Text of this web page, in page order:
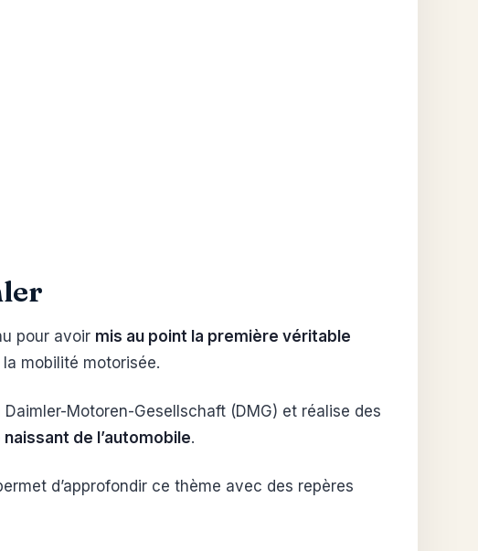
pour avoir mis au point la première véritable
mobilité motorisée.
Motoren-Gesellschaft (DMG) et réalise des
de l’automobile.
d’approfondir ce thème avec des repères